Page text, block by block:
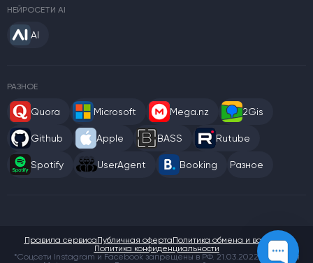
НЕЙРОСЕТИ AI
AI
РАЗНОЕ
Quora Microsoft Mega.nz 2Gis
Github Apple BASS Rutube
Spotify UserAgent Booking Разное
*Соцсети Instagram и Facebook запрещены в РФ. 21.03.2022 компания
Правила сервисаПубличная офертаПолитика обмена и возврата
Политика конфиденциальности